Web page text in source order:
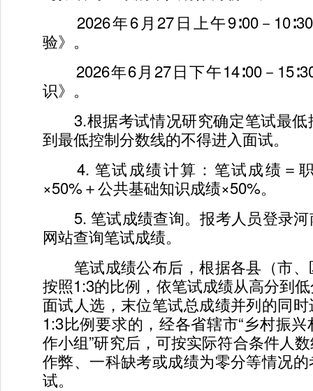
2026年6月27日上午9∶00－
验》。
2026年6月27日下午14∶00－
识》。
3.根据考试情况研究确定笔试最低
到最低控制分数线的不得进入面试。
4. 笔试成绩计算：笔试成绩＝
×50%＋公共基础知识成绩×50%。
5. 笔试成绩查询。报考人员登录河
网站查询笔试成绩。
笔试成绩公布后，根据各县（市、
按照1:3的比例，依笔试成绩从高分到
面试人选，末位笔试总成绩并列的同
1:3比例要求的，经各省辖市“乡村振
作小组”研究后，可按实际符合条件人
作弊、一科缺考或成绩为零分等情况
试。